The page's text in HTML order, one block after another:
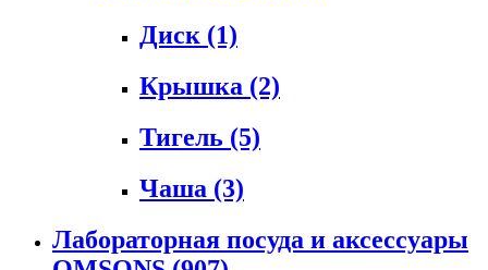
Диск (1)
Крышка (2)
Тигель (5)
Чаша (3)
Лабораторная посуда и аксессуары